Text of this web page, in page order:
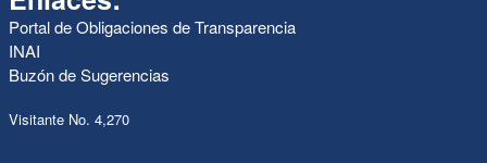
Portal de Obligaciones de Transparencia
INAI
Buzón de Sugerencias
Visitante No. 4,270